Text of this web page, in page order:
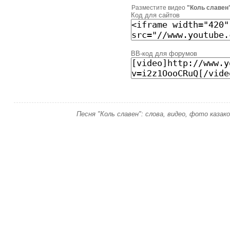
Разместите видео "Коль
Код для сайтов
BB-код для форумов
Песня "Коль славен": слова, видео, фото